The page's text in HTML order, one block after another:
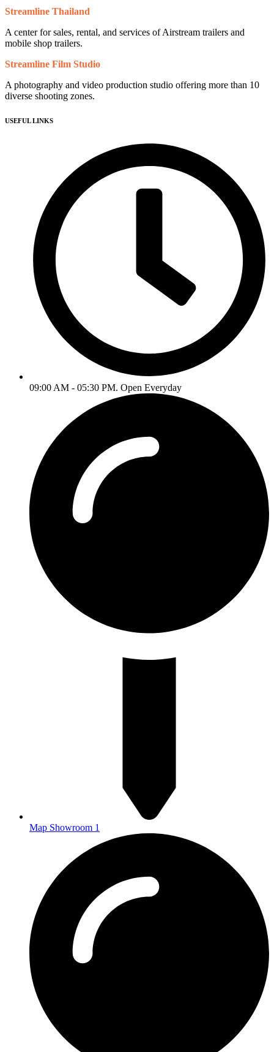
Streamline Thailand
A center for sales, rental, and services of Airstream trailers and
mobile shop trailers.
Streamline Film Studio
A photography and video production studio offering more than 10
diverse shooting zones.
USEFUL LINKS
09:00 AM - 05:30 PM. Open Everyday
Map Showroom 1